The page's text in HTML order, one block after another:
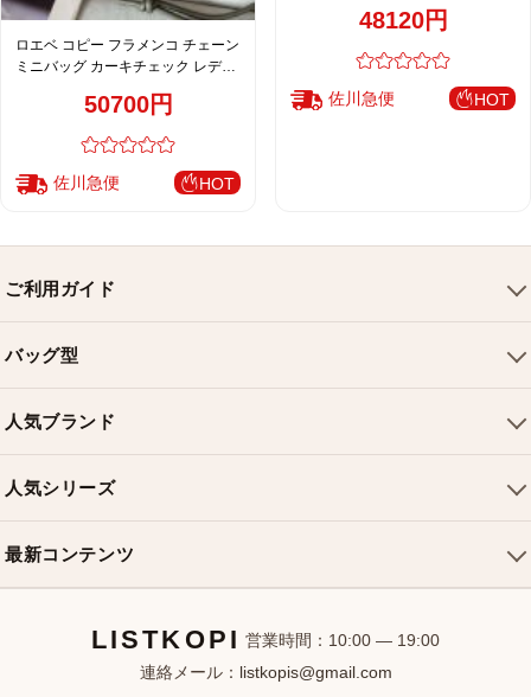
ロエベ コピー フラメンコ チェーン
ミニバッグ カーキチェック レディ
50700円
佐川急便 HOT
48120円
佐川急便 HOT
ご利用ガイド
配送について
返品・交換
お問い合わせ
バッグ型
ショルダーバッグ
クロスボディバッグ
ミニバッグ
バケットバッグ
人気ブランド
シャネルバッグ
ディオールバッグ
人気シリーズ
最新コンテンツ
新着アイテムLISTKOPI 営業時間：10:00 — 19:00
連絡メール： listkopis@gmail.com